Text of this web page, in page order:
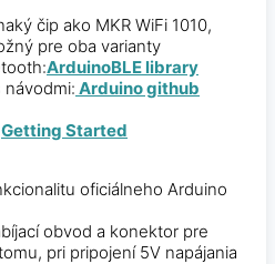
čip ako MKR WiFi 1010,
pre oba varianty
ArduinoBLE library
návodmi: Arduino github
Getting Started
oficiálneho Arduino
obvod a konektor pre
pri pripojení 5V napájania